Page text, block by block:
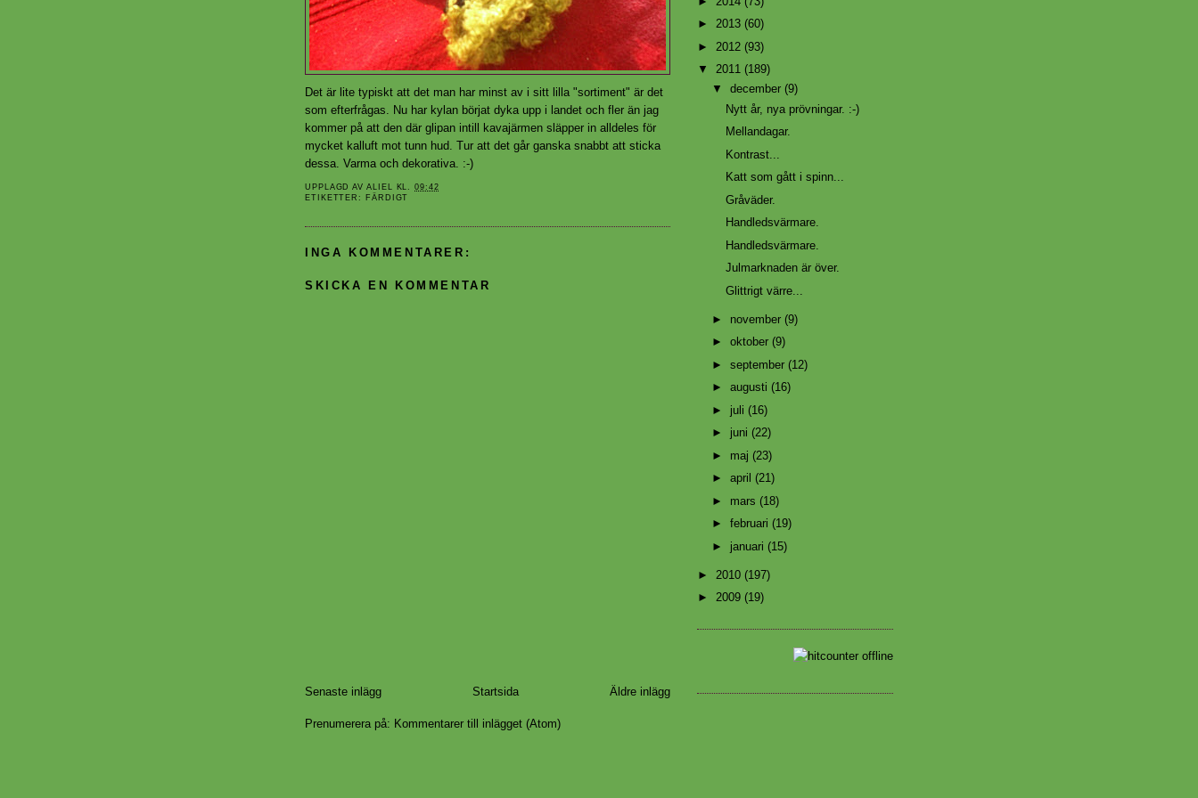
Det är lite typiskt att det man har minst av i sitt lilla "sortiment" är det
som efterfrågas. Nu har kylan börjat dyka upp i landet och fler än jag
kommer på att den där glipan intill kavajärmen släpper in alldeles för
mycket kalluft mot tunn hud. Tur att det går ganska snabbt att sticka
dessa. Varma och dekorativa. :-)
UPPLAGD AVALIEL KL.09:42
ETIKETTER: FÄRDIGT
INGA KOMMENTARER:
SKICKA EN KOMMENTAR
Senaste inlägg Äldre inlägg
Startsida
Prenumerera på: Kommentarer till inlägget (Atom)
► 2013 (60)
► 2012 (93)
▼ 2011 (189)
▼ december (9)
Nytt år, nya prövningar. :-)
Mellandagar.
Kontrast...
Katt som gått i spinn...
Gråväder.
Handledsvärmare.
Handledsvärmare.
Julmarknaden är över.
Glittrigt värre...
► november (9)
► oktober (9)
► september (12)
► augusti (16)
► juli (16)
► juni (22)
► maj (23)
► april (21)
► mars (18)
► februari (19)
► januari (15)
► 2010 (197)
► 2009 (19)